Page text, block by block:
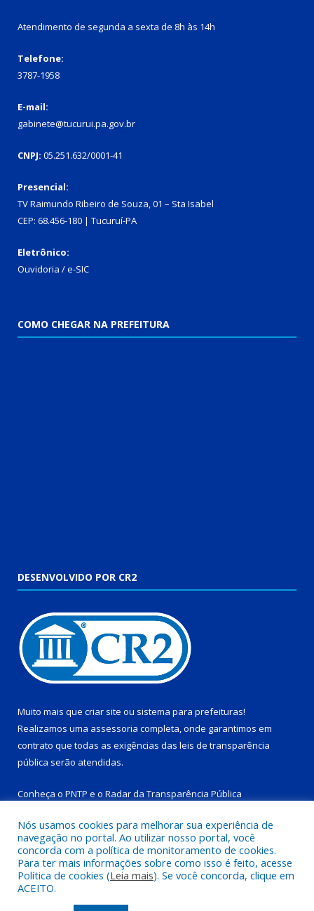
Atendimento de segunda a sexta de 8h às 14h
Telefone:
3787-1958
E-mail:
gabinete@tucurui.pa.gov.br
CNPJ: 05.251.632/0001-41
Presencial:
TV Raimundo Ribeiro de Souza, 01 – Sta Isabel
CEP: 68.456-180 | Tucuruí-PA
Eletrônico:
Ouvidoria /e-SIC
COMO CHEGAR NA PREFEITURA
DESENVOLVIDO POR CR2
Muito mais que criar site ou sistema para prefeituras!
Realizamos uma assessoria completa, onde garantimos em
contrato que todas as exigências das leis de transparência
pública serão atendidas.
Conheça o PNTP e o Radar da Transparência Pública
Todos os direitos reservados a Prefeitura Municipal de Tucuruí-
PA.
Nós usamos cookies para melhorar sua experiência de
navegação no portal. Ao utilizar nosso portal, você
concorda com a política de monitoramento de cookies.
Para ter mais informações sobre como isso é feito, acesse
Política de cookies (Leia mais). Se você concorda, clique em
ACEITO.